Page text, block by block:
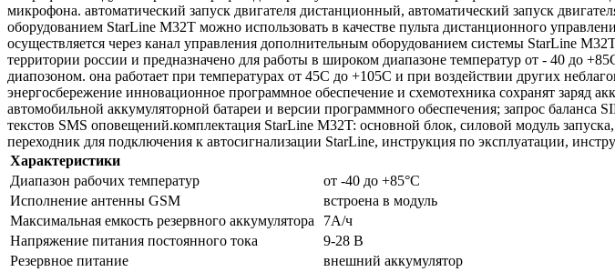
микрофона. автоматический запуск двигателя дистанционный, автоматический запуск
оборудованием StarLine M32T можно использовать в качестве пульта дистанционного
осуществляется через канал управления дополнительным оборудованием системы StarLine
территории россии и предназначено для работы в широком диапазоне температур от - 40 до
диапозоном. она работает при температурах от 45C до +105C и при воздействии других
энергосбережение инновационное программное обеспечение и схемотехника сохранят заряд
автомобильной аккумуляторной батареи и версии программного обеспечения; запрос
текстов SMS оповещений.комплектация StarLine M32T: основной блок, силовой модуль
переходник для подключения к автосигнализации StarLine, инструкция по эксплуатации,
Характеристики
Диапазон рабочих температур
от -40 до +85°С
Исполнение антенны GSM
встроена в модуль
Максимальная емкость резервного аккумулятора
7А/ч
Напряжение питания постоянного тока
9-28 В
Резервное питание
внешний аккумулятор